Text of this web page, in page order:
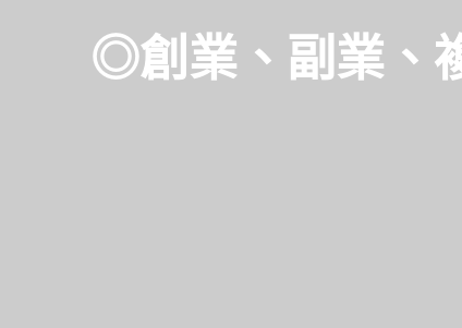
◎創業、副業、